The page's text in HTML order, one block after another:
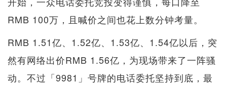
RMB 100万，且喊价之间也花上数分钟考量。
RMB 1.51亿、1.52亿、1.53亿、1.54亿以后，突
然有网络出价RMB 1.56亿，为现场带来了一阵骚
动。不过「9981」号牌的电话委托坚持到底，最